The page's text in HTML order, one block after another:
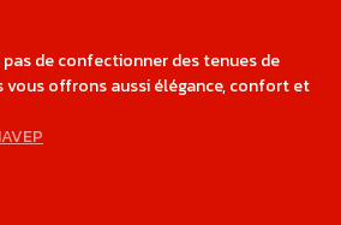
de confectionner des tenues de
vous offrons aussi élégance, confort et